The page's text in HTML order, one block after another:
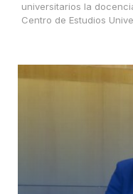
universitarios la
Centro de Estudios